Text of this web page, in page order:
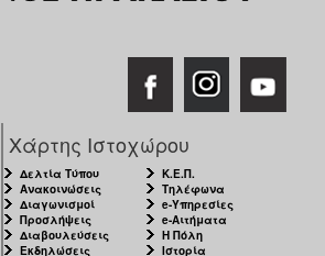
Χάρτης Ιστοχώρου
Δελτία Τύπου
Ανακοινώσεις
Διαγωνισμοί
Προσλήψεις
Διαβουλεύσεις
Εκδηλώσεις
Κ.Ε.Π.
Τηλέφωνα
e-Υπηρεσίες
e-Αιτήματα
Η Πόλη
Ιστορία